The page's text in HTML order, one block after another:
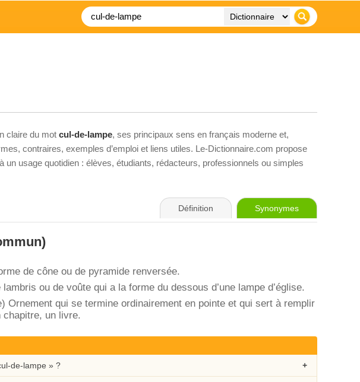
claire du mot cul-de-lampe, ses principaux sens en français moderne et,
contraires, exemples d’emploi et liens utiles. Le-Dictionnaire.com propose
un usage quotidien : élèves, étudiants, rédacteurs, professionnels ou simples
Définition Synonymes
de cône ou de pyramide renversée.
ou de voûte qui a la forme du dessous d’une lampe d’église.
Ornement qui se termine ordinairement en pointe et qui sert à remplir
chapitre, un livre.
de-lampe » ?